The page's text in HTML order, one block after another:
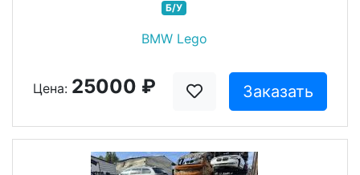
Б/У
BMW Lego
Цена: 25000 ₽ Заказать